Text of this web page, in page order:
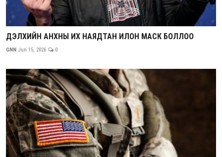
ДЭЛХИЙН АНХНЫ ИХ НАЯДТАН ИЛОН МАСК БОЛЛОО
GNN Jun 15, 2026 0